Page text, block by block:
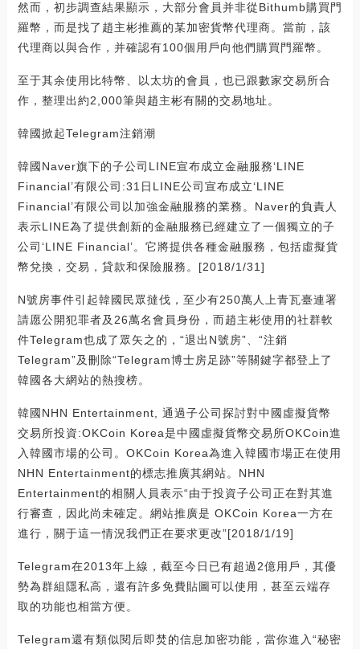
然而，初步調查結果顯示，大部分會員并非從Bithumb購買門
羅幣，而是找了趙主彬推薦的某加密貨幣代理商。當前，該
代理商以與合作，并確認有100個用戶向他們購買門羅幣。
至于其余使用比特幣、以太坊的會員，也已跟數家交易所合
作，整理出約2,000筆與趙主彬有關的交易地址。
韓國掀起Telegram注銷潮
韓國Naver旗下的子公司LINE宣布成立金融服務‘LINE
Financial’有限公司:31日LINE公司宣布成立‘LINE
Financial’有限公司以加強金融服務的業務。Naver的負責人
表示LINE為了提供創新的金融服務已經建立了一個獨立的子
公司‘LINE Financial’。它將提供各種金融服務，包括虛擬貨
幣兌換，交易，貸款和保險服務。[2018/1/31]
N號房事件引起韓國民眾撻伐，至少有250萬人上青瓦臺連署
請愿公開犯罪者及26萬名會員身份，而趙主彬使用的社群軟
件Telegram也成了眾矢之的，“退出N號房”、“注銷
Telegram”及刪除“Telegram博士房足跡”等關鍵字都登上了
韓國各大網站的熱搜榜。
韓國NHN Entertainment, 通過子公司探討對中國虛擬貨幣
交易所投資:OKCoin Korea是中國虛擬貨幣交易所OKCoin進
入韓國市場的公司。OKCoin Korea為進入韓國市場正在使用
NHN Entertainment的標志推廣其網站。NHN
Entertainment的相關人員表示“由于投資子公司正在對其進
行審查，因此尚未確定。網站推廣是 OKCoin Korea一方在
進行，關于這一情況我們正在要求更改”[2018/1/19]
Telegram在2013年上線，截至今日已有超過2億用戶，其優
勢為群組隱私高，還有許多免費貼圖可以使用，甚至云端存
取的功能也相當方便。
Telegram還有類似閱后即焚的信息加密功能，當你進入“秘密